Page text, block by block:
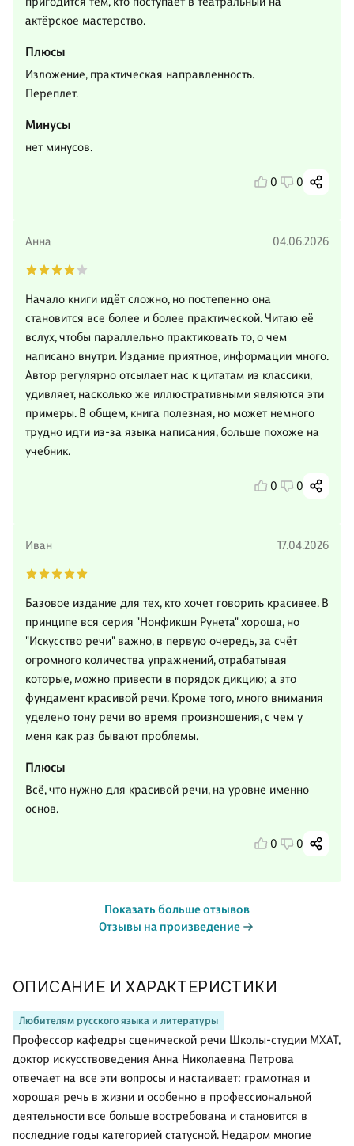
ОПИСАНИЕ И ХАРАКТЕРИСТИКИ
Любителям русского языка и литературы
Профессор кафедры сценической речи Школы-студии МХАТ,
доктор искусствоведения Анна Николаевна Петрова
отвечает на все эти вопросы и настаивает: грамотная и
хорошая речь в жизни и особенно в профессиональной
деятельности все больше востребована и становится в
последние годы категорией статусной. Недаром многие
актёрское мастерство.
Плюсы
Изложение, практическая направленность.
Переплет.
Минусы
нет минусов.
0 0
Анна 04.06.2026
Начало книги идёт сложно, но постепенно она
становится все более и более практической. Читаю её
вслух, чтобы параллельно практиковать то, о чем
написано внутри. Издание приятное, информации много.
Автор регулярно отсылает нас к цитатам из классики,
удивляет, насколько же иллюстративными являются эти
примеры. В общем, книга полезная, но может немного
трудно идти из-за языка написания, больше похоже на
учебник.
0 0
Иван 17.04.2026
Базовое издание для тех, кто хочет говорить красивее. В
принципе вся серия "Нонфикшн Рунета" хороша, но
"Искусство речи" важно, в первую очередь, за счёт
огромного количества упражнений, отрабатывая
которые, можно привести в порядок дикцию; а это
фундамент красивой речи. Кроме того, много внимания
уделено тону речи во время произношения, с чем у
меня как раз бывают проблемы.
Плюсы
Всё, что нужно для красивой речи, на уровне именно
основ.
0 0
Показать больше отзывов
Отзывы на произведение